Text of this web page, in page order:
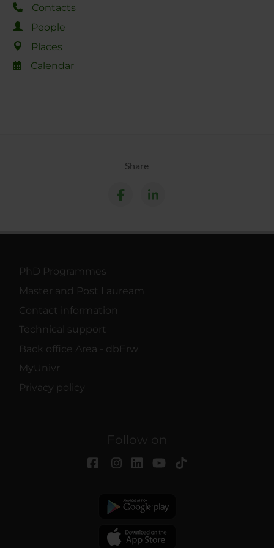
Contacts
People
Places
Calendar
Share
PhD Programmes
Master and Post Lauream
Contact information
Technical support
Back office Area - dbErw
MyUnivr
Privacy policy
Follow on